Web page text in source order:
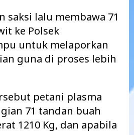
saksi lalu membawa 71
ke Polsek
untuk melaporkan
guna di proses lebih
petani plasma
71 tandan buah
1210 Kg, dan apabila